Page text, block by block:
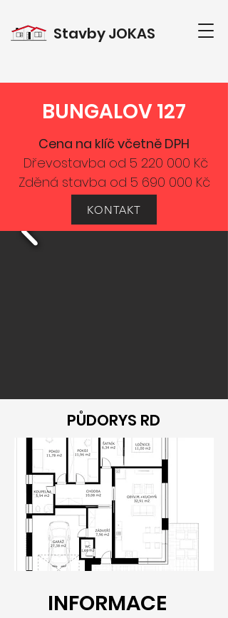
StavbyJOKAS
BUNGALOV 127
Cena na klíč včetně DPH
Dřevostavba od 5 220 000 Kč
Zděná stavba od 5 690 000 Kč
KONTAKT
PŮDORYS RD
INFORMACE